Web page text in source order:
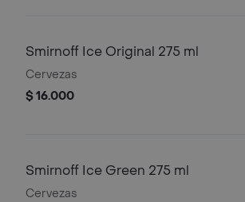
Smirnoff Ice Original 275 ml
Cervezas
$ 16.000
Smirnoff Ice Green 275 ml
Cervezas